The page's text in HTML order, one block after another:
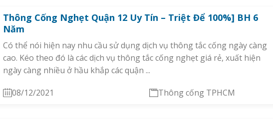
Thông Cống Nghẹt Quận 12 Uy Tín – Triệt Để 100%] BH 6
Năm
Có thể nói hiện nay nhu cầu sử dụng dịch vụ thông tắc cống ngày càng
cao. Kéo theo đó là các dịch vụ thông tắc cống nghẹt giá rẻ, xuất hiện
ngày càng nhiều ở hầu khắp các quận ...
08/12/2021 Thông cống TPHCM